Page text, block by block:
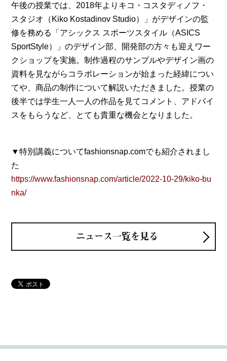
午後の授業では、2018年よりキコ・コスタディノフ・
スタジオ（Kiko Kostadinov Studio）」がデザインの監
修を務める「アシックス スポーツスタイル（ASICS
SportStyle）」のデザイン部、開発部の方々も迎えワー
クショップを実施。制作過程のサンプルやデザイン画の
資料を見ながらコラボレーションが始まった経緯につい
てや、商品の制作について解説いただきました。授業の
後半では学生一人一人の作品を見てコメント、アドバイ
スをもらうなど、とても貴重な機会となりました。
▼特別講義についてfashionsnap.comでも紹介されまし
た
https://www.fashionsnap.com/article/2022-10-29/kiko-bu
nka/
ニュース一覧を見る